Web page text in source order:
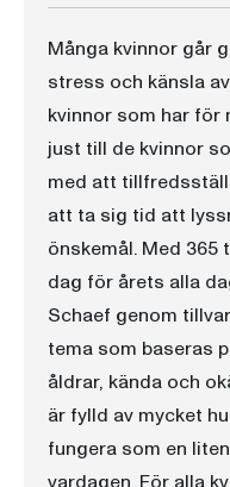
Många kvinnor går
stress och känsla
kvinnor som har
just till de kvinnor
med att
att ta sig tid att
önskemål. Med 365
dag för årets alla
Schaef genom
tema som baseras
åldrar, kända och
är fylld av mycket
fungera som en